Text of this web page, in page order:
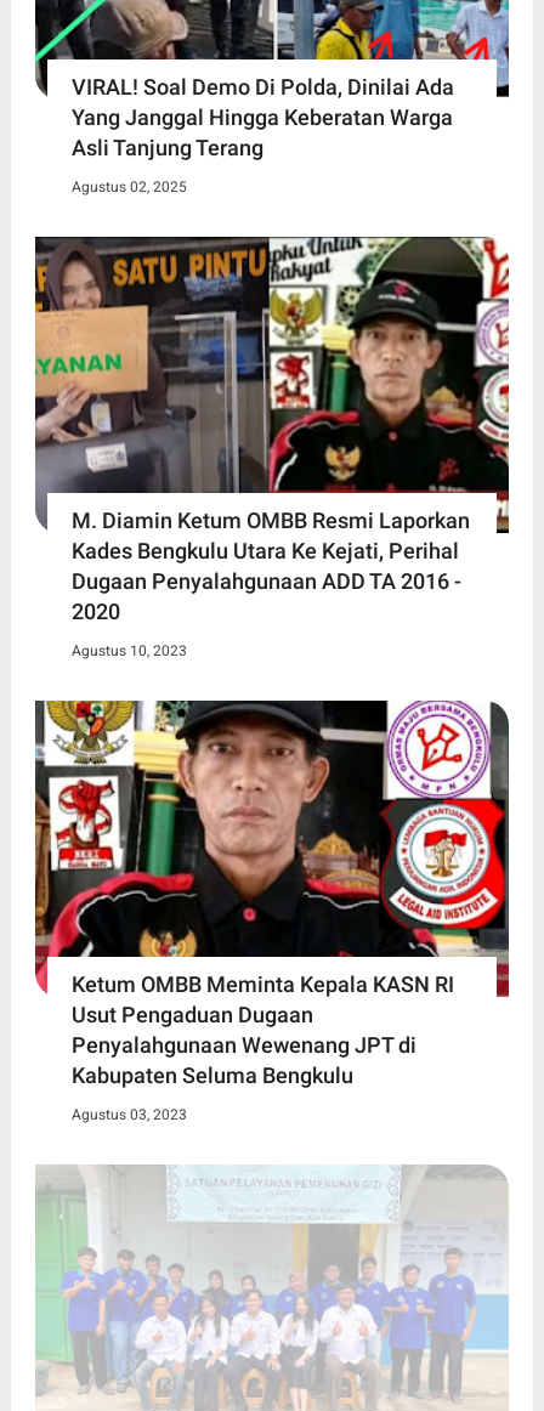
VIRAL! Soal Demo Di Polda, Dinilai Ada
Yang Janggal Hingga Keberatan Warga
Asli Tanjung Terang
Agustus 02, 2025
M. Diamin Ketum OMBB Resmi Laporkan
Kades Bengkulu Utara Ke Kejati, Perihal
Dugaan Penyalahgunaan ADD TA 2016 -
2020
Agustus 10, 2023
Ketum OMBB Meminta Kepala KASN RI
Usut Pengaduan Dugaan
Penyalahgunaan Wewenang JPT di
Kabupaten Seluma Bengkulu
Agustus 03, 2023